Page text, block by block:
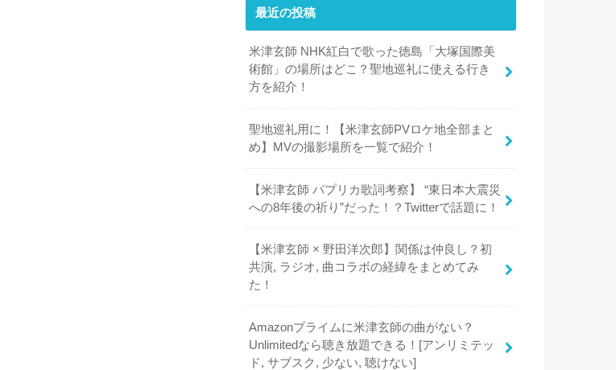
最近の投稿
米津玄師 NHK紅白で歌った徳島「大塚国際美
術館」の場所はどこ？聖地巡礼に使える行き
方を紹介！
聖地巡礼用に！【米津玄師PVロケ地全部まと
め】MVの撮影場所を一覧で紹介！
【米津玄師 パプリカ歌詞考察】 “東日本大震災
への8年後の祈り”だった！？Twitterで話題に！
【米津玄師 × 野田洋次郎】関係は仲良し？初
共演, ラジオ, 曲コラボの経緯をまとめてみ
た！
Amazonプライムに米津玄師の曲がない？
Unlimitedなら聴き放題できる！[アンリミテッ
ド, サブスク, 少ない, 聴けない]